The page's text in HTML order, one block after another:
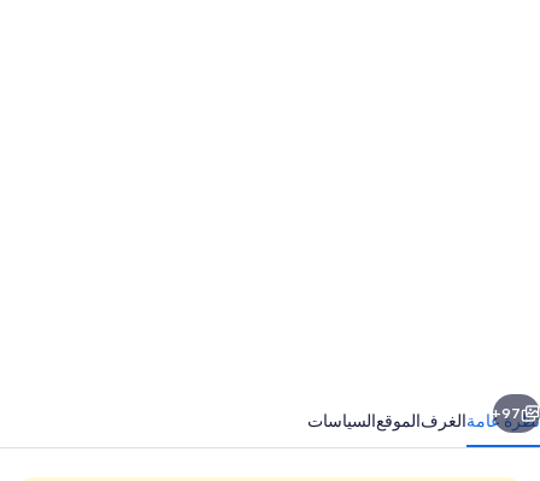
التالي
97+
نظرة عامةالغرفالموقعالسياسات